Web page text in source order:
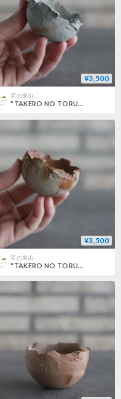
¥3,500
芽の巣山
"TAKERO NO TORUKO" / CHIGIRI / マメ (2号) no.802/201
¥3,500
芽の巣山